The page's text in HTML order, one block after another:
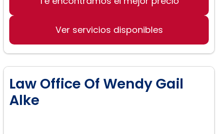
Ver servicios disponibles
Law Office Of Wendy Gail
Alke